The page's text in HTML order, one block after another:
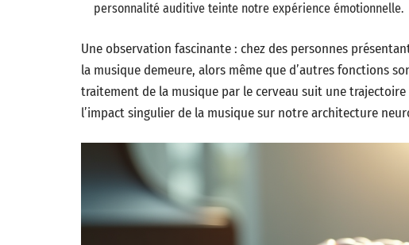
personnalité auditive teinte notre expérience émotionnelle.
Une observation fascinante : chez des personnes
la musique demeure, alors même que d’autres fonctions
traitement de la musique par le cerveau suit une
l’impact singulier de la musique sur notre architecture